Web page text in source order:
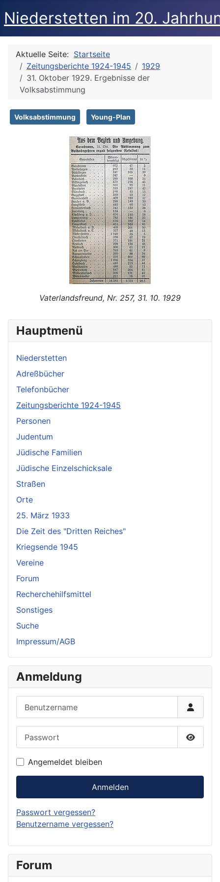
Niederstetten im 20.
Aktuelle Seite: Startseite
Zeitungsberichte 1924-1945
1929
31. Oktober 1929. Ergebnisse der
Volksabstimmung
Volksabstimmung Young-Plan
Vaterlandsfreund, Nr. 257, 31. 10. 1929
Hauptmenü
Niederstetten
Adreßbücher
Telefonbücher
Zeitungsberichte 1924-1945
Personen
Judentum
Jüdische Familien
Jüdische Einzelschicksale
Straßen
Orte
25. März 1933
Die Zeit des "Dritten Reiches"
Kriegsende 1945
Vereine
Forum
Recherchehilfsmittel
Sonstiges
Suche
Impressum/AGB
Anmeldung
Angemeldet bleiben
Anmelden
Passwort vergessen?
Benutzername vergessen?
Forum